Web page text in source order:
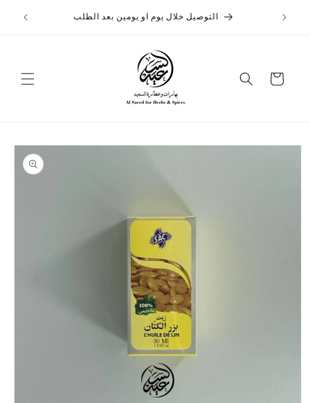
الى
التوصيل خلال يوم او يومين بعد الطلب
التسوق
إلى
معلومات
المنتج